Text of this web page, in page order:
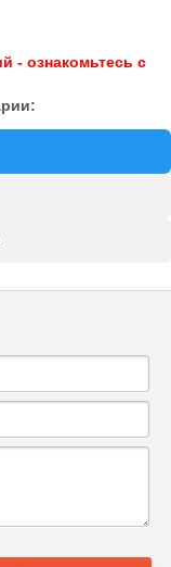
- ознакомьтесь с